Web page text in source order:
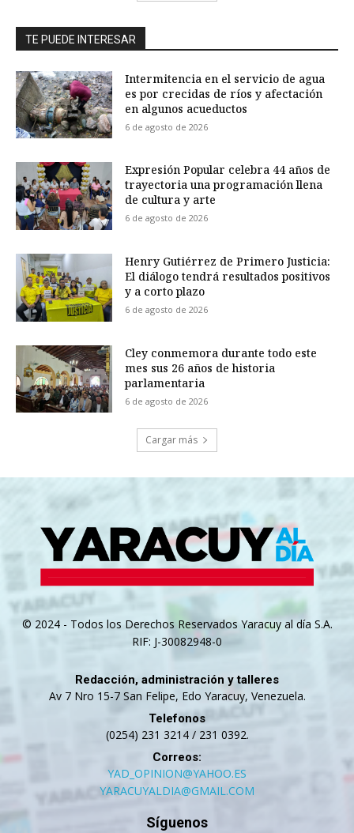
TE PUEDE INTERESAR
Intermitencia en el servicio de agua
es por crecidas de ríos y afectación
en algunos acueductos
6 de agosto de 2026
Expresión Popular celebra 44 años de
trayectoria una programación llena
de cultura y arte
6 de agosto de 2026
Henry Gutiérrez de Primero Justicia:
El diálogo tendrá resultados positivos
y a corto plazo
6 de agosto de 2026
Cley conmemora durante todo este
mes sus 26 años de historia
parlamentaria
6 de agosto de 2026
Cargar más
© 2024 - Todos los Derechos Reservados Yaracuy al día S.A.
RIF: J-30082948-0
Redacción, administración y talleres
Av 7 Nro 15-7 San Felipe, Edo Yaracuy, Venezuela.
Telefonos
(0254) 231 3214 / 231 0392.
Correos:
YAD_OPINION@YAHOO.ES
YARACUYALDIA@GMAIL.COM
Síguenos